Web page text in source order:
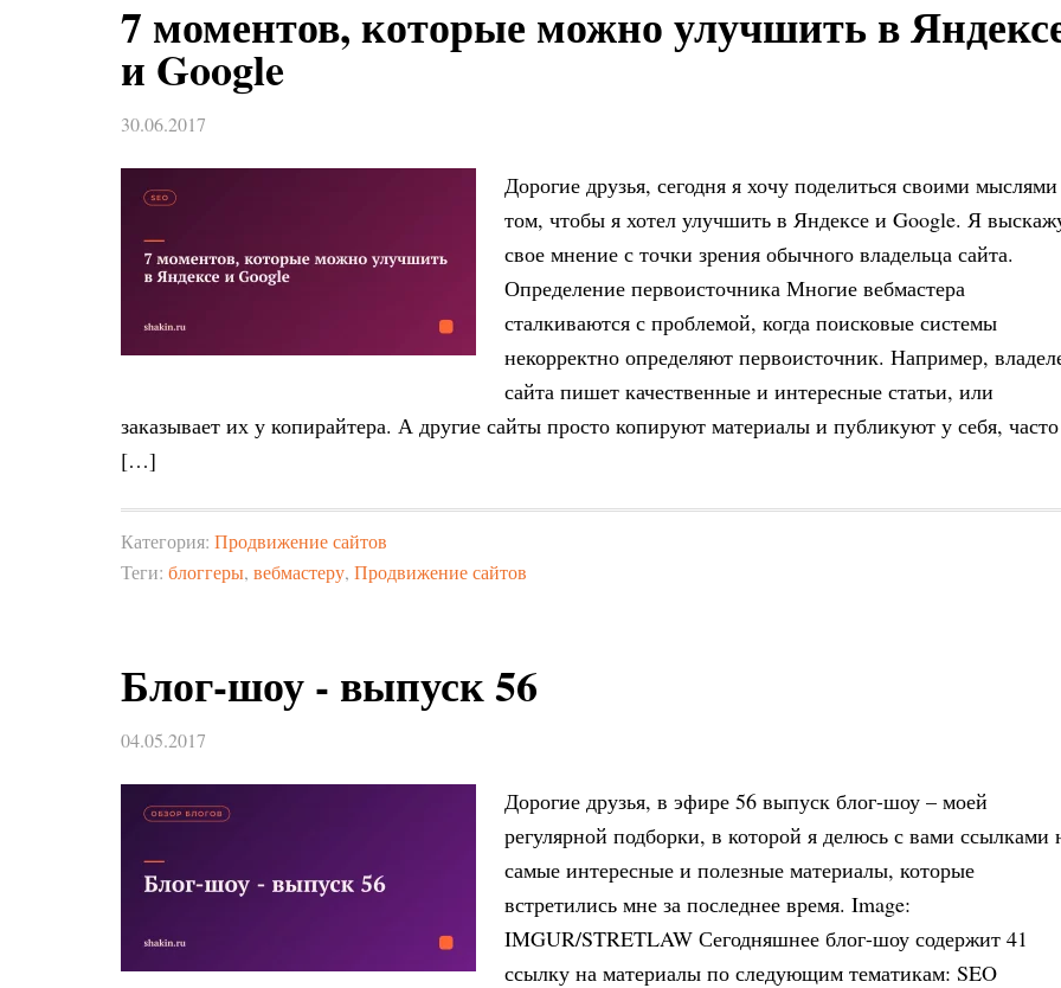
7 моментов, которые можно улучшить в
и Google
30.06.2017
Дорогие друзья, сегодня я хочу поделиться своими
том, чтобы я хотел улучшить в Яндексе и Google. Я
свое мнение с точки зрения обычного владельца сайта.
Определение первоисточника Многие вебмастера
сталкиваются с проблемой, когда поисковые системы
некорректно определяют первоисточник. Например,
сайта пишет качественные и интересные статьи, или
заказывает их у копирайтера. А другие сайты просто копируют материалы и публикуют у себя, часто
[…]
Категория: Продвижение сайтов
Теги: блоггеры, вебмастеру, Продвижение сайтов
Блог-шоу - выпуск 56
04.05.2017
Дорогие друзья, в эфире 56 выпуск блог-шоу – моей
регулярной подборки, в которой я делюсь с вами ссылками
самые интересные и полезные материалы, которые
встретились мне за последнее время. Image:
IMGUR/STRETLAW Сегодняшнее блог-шоу содержит 41
ссылку на материалы по следующим тематикам: SEO